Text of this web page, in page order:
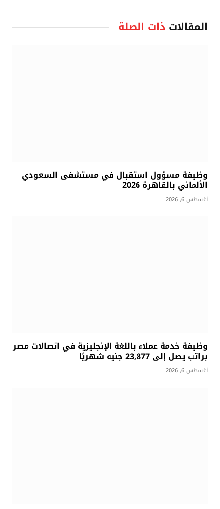
المقالات ذات الصلة
وظيفة مسؤول استقبال في مستشفى السعودي
الألماني بالقاهرة 2026
أغسطس 6, 2026
وظيفة خدمة عملاء باللغة الإنجليزية في اتصالات مصر
براتب يصل إلى 23,877 جنيه شهريًا
أغسطس 6, 2026